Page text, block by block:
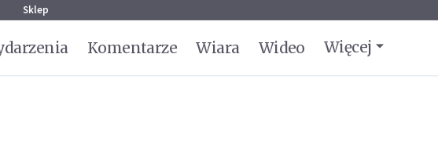
Sklep
Komentarze Wiara Wideo Więcej